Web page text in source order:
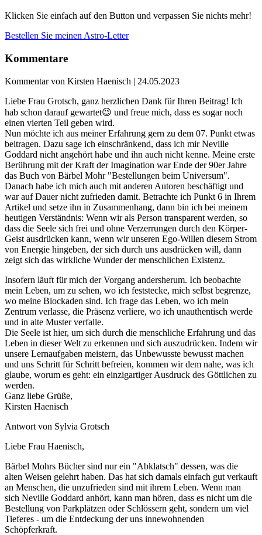
Klicken Sie einfach auf den Button und verpassen Sie nichts mehr!
Bestellen Sie meinen Astro-Letter
Kommentare
Kommentar von Kirsten Haenisch | 24.05.2023
Liebe Frau Grotsch, ganz herzlichen Dank für Ihren Beitrag! Ich
hab schon darauf gewartet😉 und freue mich, dass es sogar noch
einen vierten Teil geben wird.
Nun möchte ich aus meiner Erfahrung gern zu dem 07. Punkt etwas
beitragen. Dazu sage ich einschränkend, dass ich mir Neville
Goddard nicht angehört habe und ihn auch nicht kenne. Meine erste
Berührung mit der Kraft der Imagination war Ende der 90er Jahre
das Buch von Bärbel Mohr "Bestellungen beim Universum".
Danach habe ich mich auch mit anderen Autoren beschäftigt und
war auf Dauer nicht zufrieden damit. Betrachte ich Punkt 6 in Ihrem
Artikel und setze ihn in Zusammenhang, dann bin ich bei meinem
heutigen Verständnis: Wenn wir als Person transparent werden, so
dass die Seele sich frei und ohne Verzerrungen durch den Körper-
Geist ausdrücken kann, wenn wir unseren Ego-Willen diesem Strom
von Energie hingeben, der sich durch uns ausdrücken will, dann
zeigt sich das wirkliche Wunder der menschlichen Existenz.
Insofern läuft für mich der Vorgang andersherum. Ich beobachte
mein Leben, um zu sehen, wo ich feststecke, mich selbst begrenze,
wo meine Blockaden sind. Ich frage das Leben, wo ich mein
Zentrum verlasse, die Präsenz verliere, wo ich unauthentisch werde
und in alte Muster verfalle.
Die Seele ist hier, um sich durch die menschliche Erfahrung und das
Leben in dieser Welt zu erkennen und sich auszudrücken. Indem wir
unsere Lernaufgaben meistern, das Unbewusste bewusst machen
und uns Schritt für Schritt befreien, kommen wir dem nahe, was ich
glaube, worum es geht: ein einzigartiger Ausdruck des Göttlichen zu
werden.
Ganz liebe Grüße,
Kirsten Haenisch
Antwort von Sylvia Grotsch
Liebe Frau Haenisch,
Bärbel Mohrs Bücher sind nur ein "Abklatsch" dessen, was die
alten Weisen gelehrt haben. Das hat sich damals einfach gut verkauft
an Menschen, die unzufrieden sind mit ihrem Leben. Wenn man
sich Neville Goddard anhört, kann man hören, dass es nicht um die
Bestellung von Parkplätzen oder Schlössern geht, sondern um viel
Tieferes - um die Entdeckung der uns innewohnenden
Schöpferkraft.